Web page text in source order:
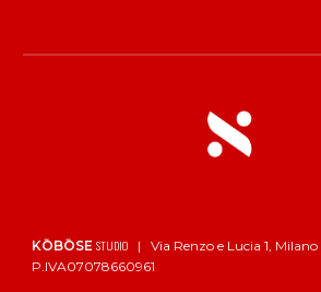
KŌBŌSESTUDIO | Via Renzo e Lucia 1 Milano
P.IVA07078660961